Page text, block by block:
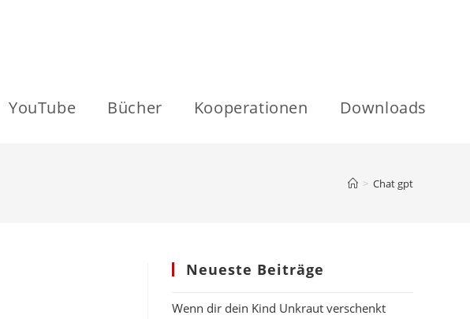
YouTube Bücher Kooperationen Downloads
> Chat gpt
Neueste Beiträge
Wenn dir dein Kind Unkraut verschenkt